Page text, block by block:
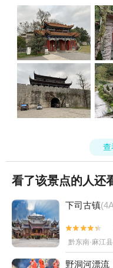
珍珠岛度假中心+香纸沟
线+卧龙谷漂流+十二背
地下裂缝景区+红赤水+
雪场+中国天眼景区+羊
+赤水白马溪景区+南江
乐园+中国天眼驿站+云
捷实战演艺景区+巫山峡
+龙里水乡飞越丛林+荔
娄山水上乐园+荔波车技
城文化旅游景区+都匀秦
景名胜区+猴耳天坑·极限
湖景区+太阳坪映山红景
+天河潭艺术灯光展+赤
+小七孔桥+红军四渡赤水
景区-已下线+赤水印迹+
水乡+青岩浪漫谷+十二背
+乌江+红云金顶+荔波小
+黄果树神龙洞+万峰湖+
塘瀑布+万峰林景区+金
掌布风景区+黄平浪洞森
文化苑+玉舍国家森林公
区+瑶山古寨+云林仙境+
+大明边城+黄果树碑林+
名胜区-已下线+三岔湖+
府+潜龙洞+铜仁大峡谷+
+红果树+贵州黔东南旅
蒙大草原+西江苗族博物
景区+乌江夜游明珠2号+
+黔南本地玩乐+巫山峡谷
峡谷漂流+丹寨万达小镇+
+福泉古城文化旅游景区+
影视城+云谷生态园+中华
+贵州九仙旅游景区+杉木
区+野玉海玻璃天桥+高荡
名。山上建筑虽为复建，但
蕴。“一水”是指小西门水城
存最完好的一段，被列为国
了防止一旦敌军围城，守城
外专门修建城墙，将沙河的
起，形成了三重城墙拱卫的
设施历经600余年沧桑，能
水”相距不远，步行即可。
从城墙上向北走几分钟至福
即是小西门水城，返回时别
度，正所谓“山不在高有仙
等，都是规模宏大的人造景
查
看了该景点的人还
下司古镇


黔东南·麻江县
野洞河漂流